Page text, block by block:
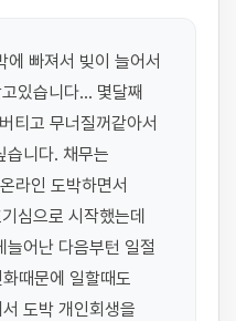
빠져서 빚이 늘어서
있습니다... 몇달째
티고 무너질꺼같아서
습니다. 채무는
라인 도박하면서
심으로 시작했는데
어난 다음부턴 일절
때문에 일할때도
도박 개인회생을